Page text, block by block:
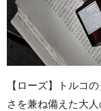
【ローズ】トルコ
さを兼ね備えた大